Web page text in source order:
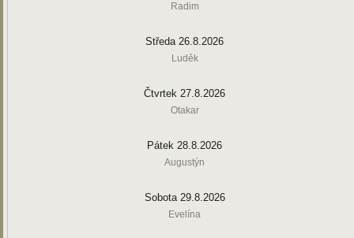
Radim
Středa 26.8.2026
Luděk
Čtvrtek 27.8.2026
Otakar
Pátek 28.8.2026
Augustýn
Sobota 29.8.2026
Evelína